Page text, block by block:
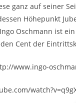
ganz auf seiner
Höhepunkt
Oschmann ist
Cent der
www.ingo-